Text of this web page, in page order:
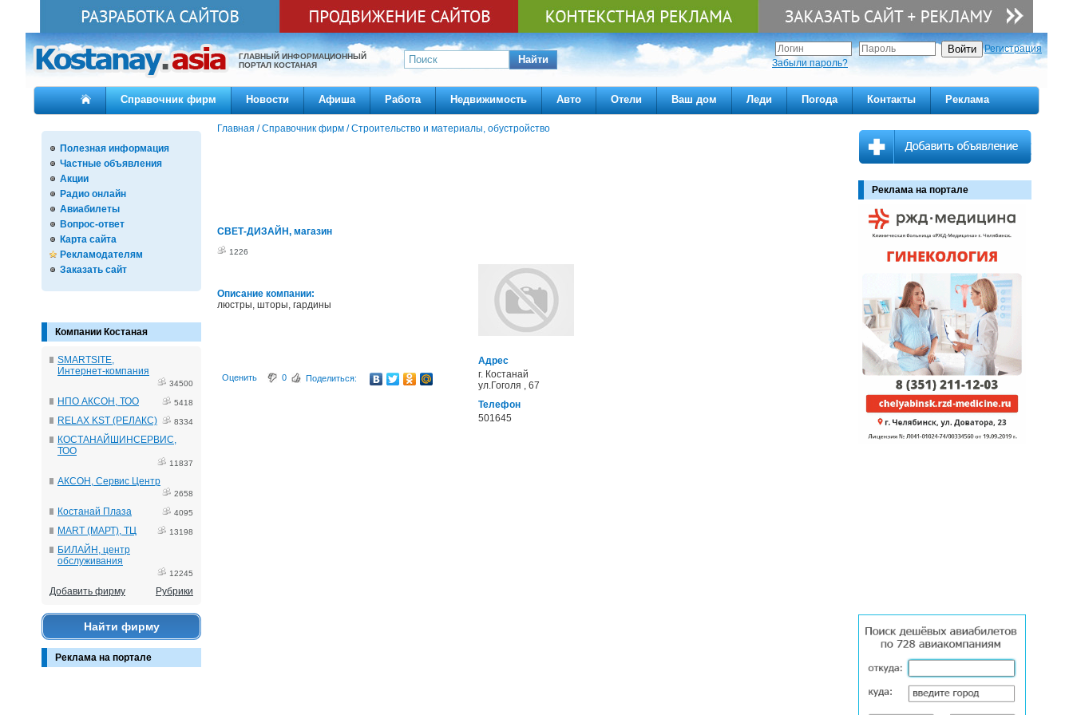
ГЛАВНЫЙ ИНФОРМАЦИОННЫЙ
ПОРТАЛ КОСТАНАЯ
Найти
Регистрация
Забыли пароль?
Справочник фирм Новости Афиша Работа Недвижимость Авто Отели Ваш дом Леди Погода Контакты Реклама
Полезная информация
Частные объявления
Акции
Радио онлайн
Авиабилеты
Вопрос-ответ
Карта сайта
Рекламодателям
Заказать сайт
Компании Костаная
SMARTSITE,
Интернет-компания
34500
НПО АКСОН, ТОО 5418
RELAX KST (РЕЛАКС) 8334
КОСТАНАЙШИНСЕРВИС,
ТОО
11837
АКСОН, Сервис Центр
2658
Костанай Плаза 4095
MART (МАРТ), ТЦ 13198
БИЛАЙН, центр
обслуживания
12245
Добавить фирму Рубрики
Найти фирму
Реклама на портале
Главная /Справочник фирм /Строительство и материалы, обустройство
СВЕТ-ДИЗАЙН, магазин
1226
Описание компании:
люстры, шторы, гардины
Адрес
г. Костанай
ул.Гоголя , 67
Телефон
501645
Оценить 0 Поделиться:
Реклама на портале